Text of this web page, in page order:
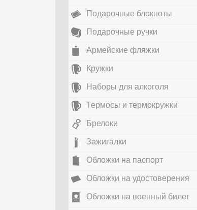
Подарочные блокноты
Подарочные ручки
Армейские фляжки
Кружки
Наборы для алкоголя
Термосы и термокружки
Брелоки
Зажигалки
Обложки на паспорт
Обложки на удостоверения
Обложки на военный билет